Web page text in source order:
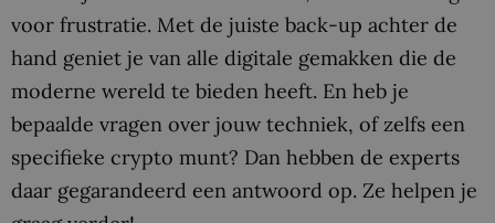
voor frustratie. Met de juiste back-up achter de
hand geniet je van alle digitale gemakken die de
moderne wereld te bieden heeft. En heb je
bepaalde vragen over jouw techniek, of zelfs een
specifieke crypto munt? Dan hebben de experts
daar gegarandeerd een antwoord op. Ze helpen je